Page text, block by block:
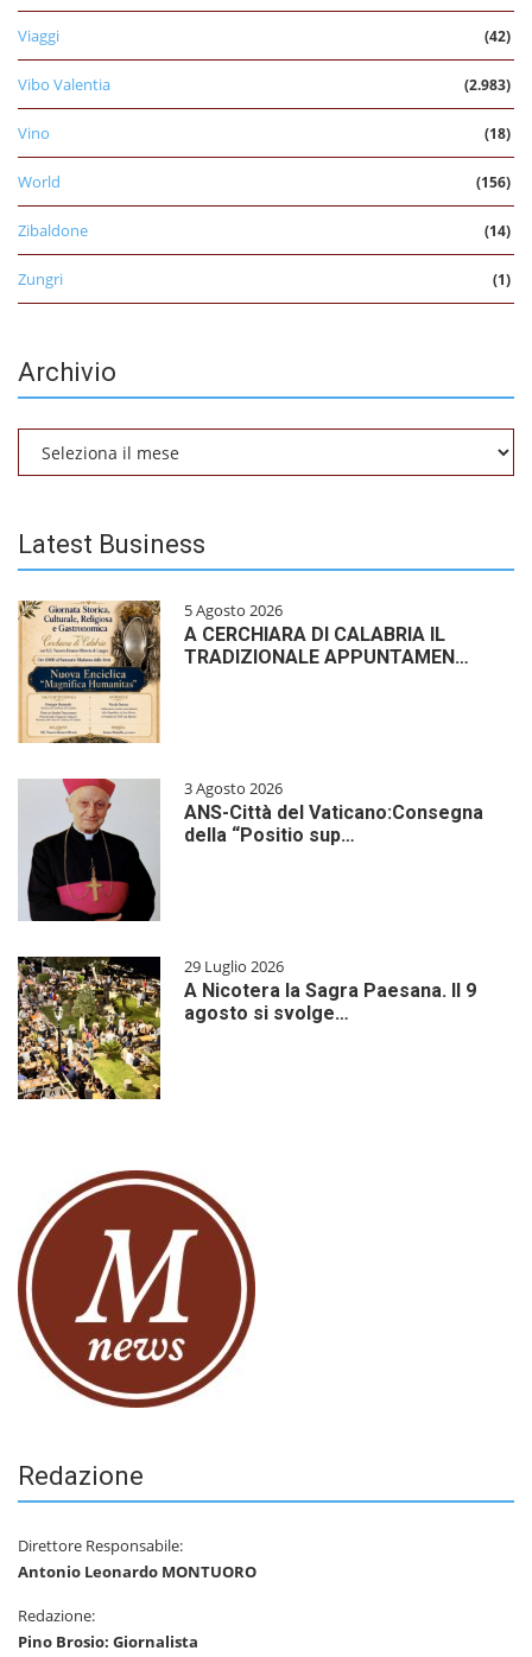
Viaggi (42)
Vibo Valentia (2.983)
Vino (18)
World (156)
Zibaldone (14)
Zungri (1)
Archivio
Latest Business
5 Agosto 2026
A CERCHIARA DI CALABRIA IL
TRADIZIONALE APPUNTAMEN…
3 Agosto 2026
ANS-Città del Vaticano:Consegna
della “Positio sup…
29 Luglio 2026
A Nicotera la Sagra Paesana. Il 9
agosto si svolge…
Redazione
Direttore Responsabile:
Antonio Leonardo MONTUORO
Redazione:
Pino Brosio: Giornalista